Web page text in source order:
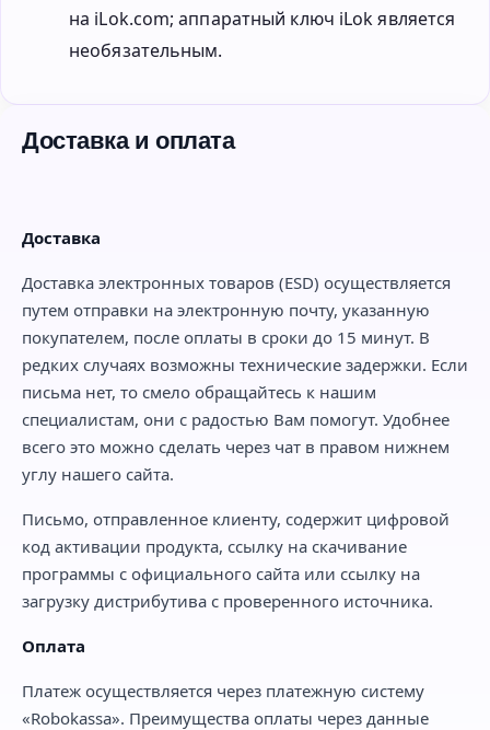
на iLok.com; аппаратный ключ iLok является
необязательным.
Доставка и оплата
Доставка
Доставка электронных товаров (ESD) осуществляется
путем отправки на электронную почту, указанную
покупателем, после оплаты в сроки до 15 минут. В
редких случаях возможны технические задержки. Если
письма нет, то смело обращайтесь к нашим
специалистам, они с радостью Вам помогут. Удобнее
всего это можно сделать через чат в правом нижнем
углу нашего сайта.
Письмо, отправленное клиенту, содержит цифровой
код активации продукта, ссылку на скачивание
программы с официального сайта или ссылку на
загрузку дистрибутива с проверенного источника.
Оплата
Платеж осуществляется через платежную систему
«Robokassa». Преимущества оплаты через данные